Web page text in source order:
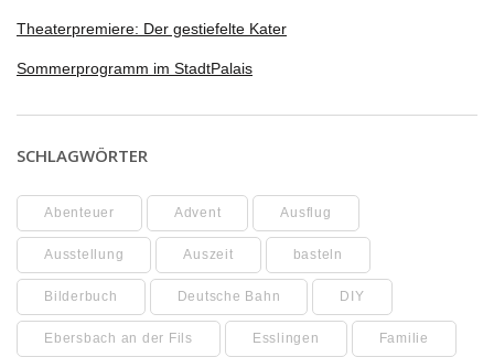
Theaterpremiere: Der gestiefelte Kater
Sommerprogramm im StadtPalais
SCHLAGWÖRTER
Abenteuer Advent Ausflug
Ausstellung Auszeit basteln
Bilderbuch Deutsche Bahn DIY
Ebersbach an der Fils Esslingen Familie